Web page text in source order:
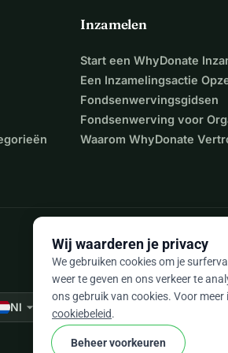
Inzamelen
Start een WhyDonate
Een Inzamelingsactie
Fondsenwervingsgidsen
Fondsenwerving voor
Waarom WhyDonate
Nl arrow_drop_down ★★★★★4,9 / 5 op basis van
Wij waarderen je privacy
We gebruiken cookies om je
weer te geven en ons verkeer te
ons gebruik van cookies. Voor
cookiebeleid.
Beheer voorkeuren